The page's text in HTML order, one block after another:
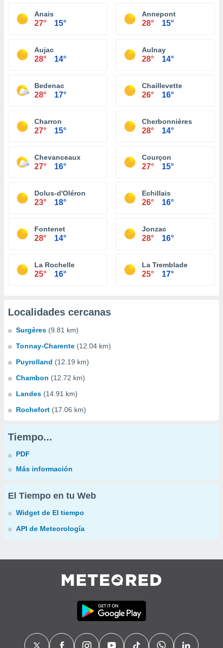
Anais
27° 15°
Annepont
28° 15°
Aujac
28° 14°
Aulnay
28° 14°
Bedenac
28° 17°
Chaillevette
26° 16°
Charron
27° 15°
Cherbonnières
28° 14°
Chevanceaux
27° 16°
Courçon
27° 15°
Dolus-d'Oléron
23° 18°
Echillais
26° 16°
Fontenet
28° 14°
Jonzac
28° 16°
La Rochelle
25° 16°
La Tremblade
25° 17°
Localidades cercanas
Surgères (9.81 km)
Tonnay-Charente (12.04 km)
Puyrolland (12.19 km)
Chambon (12.72 km)
Landes (14.91 km)
Rochefort (17.06 km)
Tiempo...
PDF
Más información
El Tiempo en tu Web
Widget de El tiempo
API de Meteorología